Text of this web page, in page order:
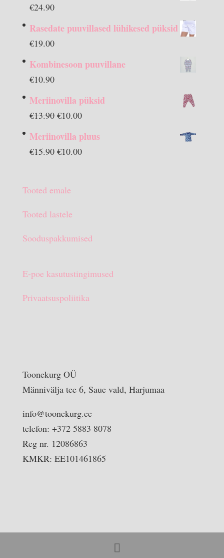
€24.90
Rasedate puuvillased lühikesed püksid
€19.00
Kombinesoon puuvillane
€10.90
Meriinovilla püksid
€13.90 Algne
€10.00Praegune
on:
Meriinovilla pluus
€15.90 Algne
€15.90.
€10.00Praegune
Tooted emale
Tooted lastele
Sooduspakkumised
E-poe kasutustingimused
Privaatsuspoliitika
Toonekurg OÜ
Männivälja tee 6, Saue vald, Harjumaa
info@toonekurg.ee
telefon: +372 5883 8078
Reg nr. 12086863
KMKR: EE101461865